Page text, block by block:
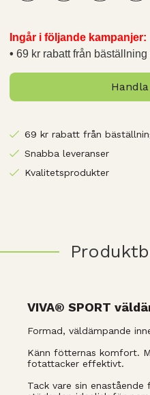
Ingår i följande kampanjer:
69 kr rabatt från
Handla
69 kr rabatt från
Snabba leveranser
Kvalitetsprodukter
VIVA® SPORT
Formad, väldämpande
Känn fötternas komfort.
fotattacker effektivt.
Tack vare sin